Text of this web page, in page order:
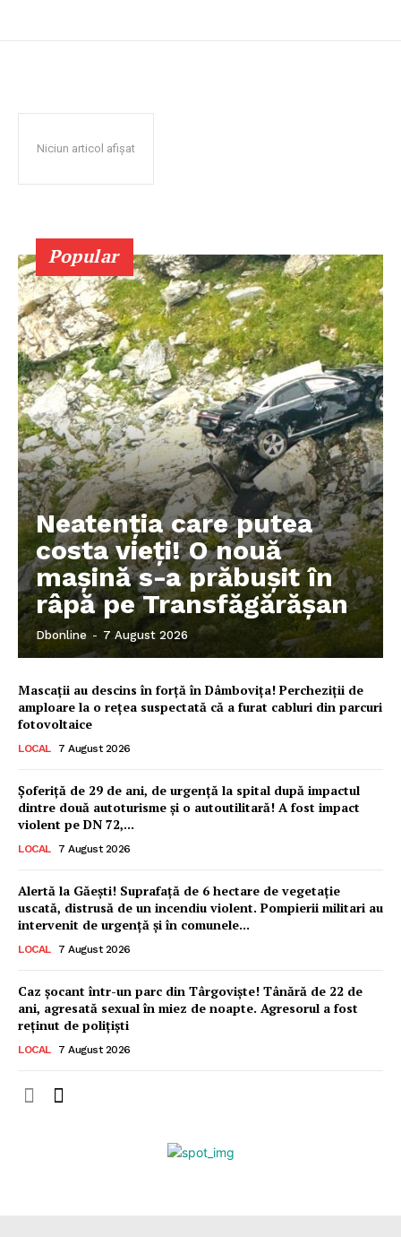
2de 2
Niciun articol afișat
Popular
Neatenția care putea
costa vieți! O nouă
mașină s-a prăbușit în
râpă pe Transfăgărășan
Dbonline - 7 August 2026
Mascații au descins în forță în Dâmbovița! Percheziții de
amploare la o rețea suspectată că a furat cabluri din parcuri
fotovoltaice
LOCAL 7 August 2026
Șoferiță de 29 de ani, de urgență la spital după impactul
dintre două autoturisme și o autoutilitară! A fost impact
violent pe DN 72,...
LOCAL 7 August 2026
Alertă la Găești! Suprafață de 6 hectare de vegetație
uscată, distrusă de un incendiu violent. Pompierii militari au
intervenit de urgență și în comunele...
LOCAL 7 August 2026
Caz șocant într-un parc din Târgoviște! Tânără de 22 de
ani, agresată sexual în miez de noapte. Agresorul a fost
reținut de polițiști
LOCAL 7 August 2026